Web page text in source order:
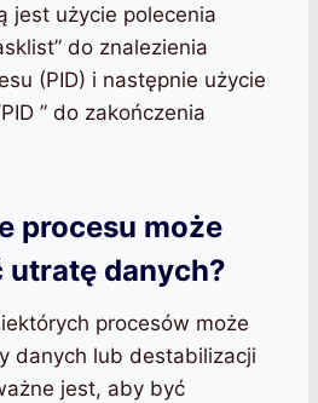
jest użycie polecenia
do znalezienia
(PID) i następnie użycie
” do zakończenia
procesu może
utratę danych?
procesów może
danych lub destabilizacji
jest, aby być